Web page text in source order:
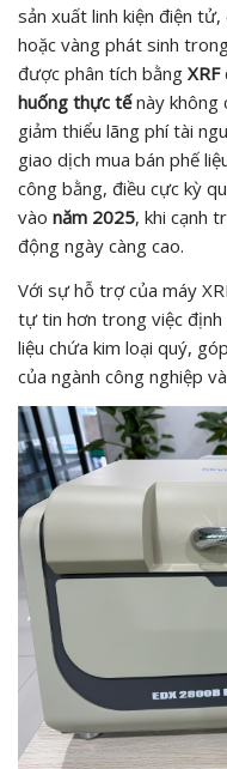
sản xuất linh kiện điện
hoặc vàng phát sinh
được phân tích bằng XRF
huống thực tếnày không
giảm thiểu lãng phí tài
giao dịch mua bán phế
công bằng, điều cực kỳ
vào năm 2025, khi cạnh
động ngày càng cao.
Với sự hỗ trợ của máy
tự tin hơn trong việc định
liệu chứa kim loại quý,
của ngành công nghiệp